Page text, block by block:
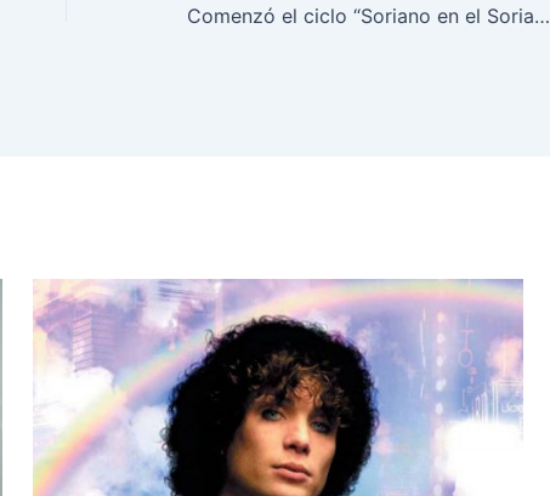
Comenzó el ciclo “Soriano en el Soriano” con charlas y proyecciones audiovisuales